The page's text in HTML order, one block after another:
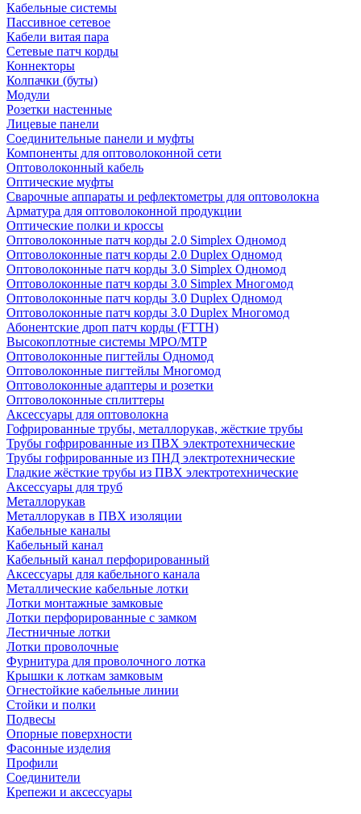
Кабельные системы
Пассивное сетевое
Кабели витая пара
Сетевые патч корды
Коннекторы
Колпачки (буты)
Модули
Розетки настенные
Лицевые панели
Соединительные панели и муфты
Компоненты для оптоволоконной сети
Оптоволоконный кабель
Оптические муфты
Сварочные аппараты и рефлектометры для оптоволокна
Арматура для оптоволоконной продукции
Оптические полки и кроссы
Оптоволоконные патч корды 2.0 Simplex Одномод
Оптоволоконные патч корды 2.0 Duplex Одномод
Оптоволоконные патч корды 3.0 Simplex Одномод
Оптоволоконные патч корды 3.0 Simplex Многомод
Оптоволоконные патч корды 3.0 Duplex Одномод
Оптоволоконные патч корды 3.0 Duplex Многомод
Абонентские дроп патч корды (FTTH)
Высокоплотные системы MPO/MTP
Оптоволоконные пигтейлы Одномод
Оптоволоконные пигтейлы Многомод
Оптоволоконные адаптеры и розетки
Оптоволоконные сплиттеры
Аксессуары для оптоволокна
Гофрированные трубы, металлорукав, жёсткие трубы
Трубы гофрированные из ПВХ электротехнические
Трубы гофрированные из ПНД электротехнические
Гладкие жёсткие трубы из ПВХ электротехнические
Аксессуары для труб
Металлорукав
Металлорукав в ПВХ изоляции
Кабельные каналы
Кабельный канал
Кабельный канал перфорированный
Аксессуары для кабельного канала
Металлические кабельные лотки
Лотки монтажные замковые
Лотки перфорированные с замком
Лестничные лотки
Лотки проволочные
Фурнитура для проволочного лотка
Крышки к лоткам замковым
Огнестойкие кабельные линии
Стойки и полки
Подвесы
Опорные поверхности
Фасонные изделия
Профили
Соединители
Крепежи и аксессуары